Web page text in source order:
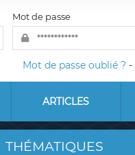
Mot de passe
Mot de passe oublié ? -
ARTICLES
THÉMATIQUES